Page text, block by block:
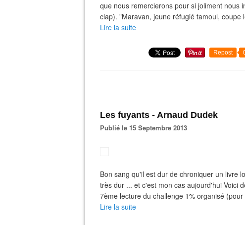
que nous remercierons pour si joliment nous
clap). "Maravan, jeune réfugié tamoul, coupe
Lire la suite
Repost
Les fuyants - Arnaud Dudek
Publié le 15 Septembre 2013
Bon sang qu'il est dur de chroniquer un livre
très dur ... et c'est mon cas aujourd'hui Voici
7ème lecture du challenge 1% organisé
Lire la suite